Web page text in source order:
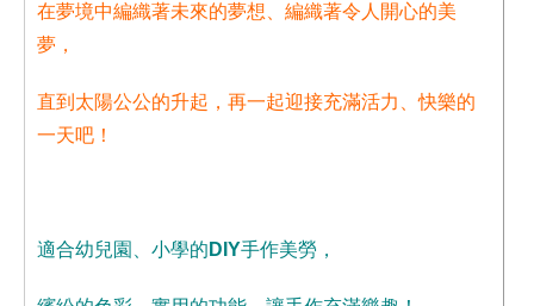
在夢境中編織著未來的夢想、編織著令人開心的美
夢，
直到太陽公公的升起，再一起迎接充滿活力、快樂的
一天吧！
適合幼兒園、小學的DIY手作美勞，